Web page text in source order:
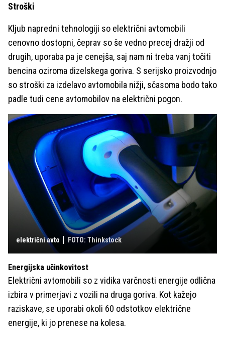
Stroški
Kljub napredni tehnologiji so električni avtomobili
cenovno dostopni, čeprav so še vedno precej dražji od
drugih, uporaba pa je cenejša, saj nam ni treba vanj točiti
bencina oziroma dizelskega goriva. S serijsko proizvodnjo
so stroški za izdelavo avtomobila nižji, sčasoma bodo tako
padle tudi cene avtomobilov na električni pogon.
električni avto FOTO: Thinkstock
Energijska učinkovitost
Električni avtomobili so z vidika varčnosti energije odlična
izbira v primerjavi z vozili na druga goriva. Kot kažejo
raziskave, se uporabi okoli 60 odstotkov električne
energije, ki jo prenese na kolesa.